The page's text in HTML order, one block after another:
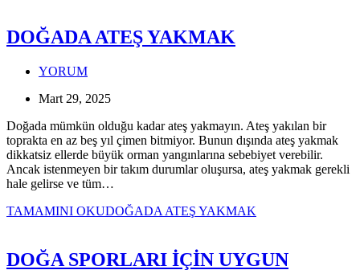
DOĞADA ATEŞ YAKMAK
YORUM
Mart 29, 2025
Doğada mümkün olduğu kadar ateş yakmayın. Ateş yakılan bir
toprakta en az beş yıl çimen bitmiyor. Bunun dışında ateş yakmak
dikkatsiz ellerde büyük orman yangınlarına sebebiyet verebilir.
Ancak istenmeyen bir takım durumlar oluşursa, ateş yakmak gerekli
hale gelirse ve tüm…
TAMAMINI OKUDOĞADA ATEŞ YAKMAK
DOĞA SPORLARI İÇİN UYGUN